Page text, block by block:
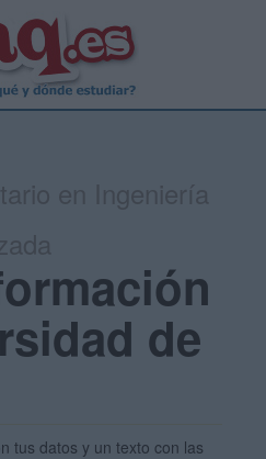
de
tus datos y un texto con las